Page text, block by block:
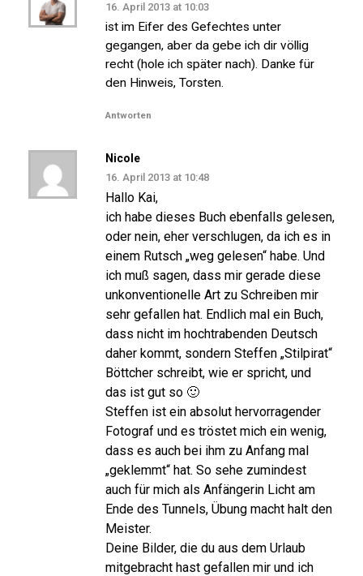
16. April 2013 at 10:03
ist im Eifer des Gefechtes unter
gegangen, aber da gebe ich dir völlig
recht (hole ich später nach). Danke für
den Hinweis, Torsten.
Antworten
Nicole
16. April 2013 at 10:48
Hallo Kai,
ich habe dieses Buch ebenfalls gelesen,
oder nein, eher verschlugen, da ich es in
einem Rutsch „weg gelesen“ habe. Und
ich muß sagen, dass mir gerade diese
unkonventionelle Art zu Schreiben mir
sehr gefallen hat. Endlich mal ein Buch,
dass nicht im hochtrabenden Deutsch
daher kommt, sondern Steffen „Stilpirat“
Böttcher schreibt, wie er spricht, und
das ist gut so 🙂
Steffen ist ein absolut hervorragender
Fotograf und es tröstet mich ein wenig,
dass es auch bei ihm zu Anfang mal
„geklemmt“ hat. So sehe zumindest
auch für mich als Anfängerin Licht am
Ende des Tunnels, Übung macht halt den
Meister.
Deine Bilder, die du aus dem Urlaub
mitgebracht hast gefallen mir und ich